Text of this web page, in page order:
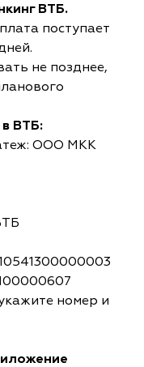
ВТБ.
поступает
не позднее,
ВТБ:
ООО МКК
номер и